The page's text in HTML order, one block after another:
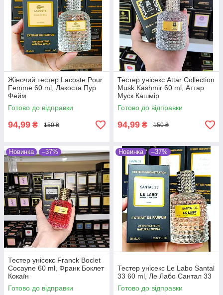
Жіночий тестер Lacoste Pour
Femme 60 ml, Лакоста Пур
Фейм
Готово до відправки
94,99 ₴ 150 ₴
Тестер унісекс Attar Collection
Musk Kashmir 60 ml, Аттар
Муск Кашмір
Готово до відправки
94,99 ₴ 150 ₴
Новинка –37%
Тестер унісекс Franck Boclet
Cocayne 60 ml, Франк Боклет
Кокаїн
Готово до відправки
Новинка –37%
Тестер унісекс Le Labo Santal
33 60 ml, Ле Лабо Сантал 33
Готово до відправки